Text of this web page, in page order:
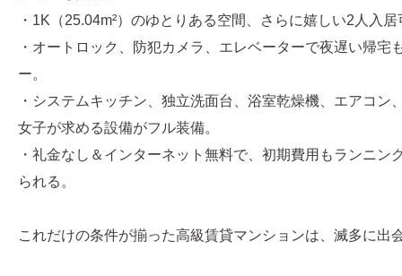
・1K（25.04m²）のゆとりある空間、さらに嬉しい2人入居
・オートロック、防犯カメラ、エレベーターで夜遅い帰宅
ー。
・システムキッチン、独立洗面台、浴室乾燥機、エアコン
女子が求める設備がフル装備。
・礼金なし＆インターネット無料で、初期費用もランニン
られる。
これだけの条件が揃った高級賃貸マンションは、滅多に出